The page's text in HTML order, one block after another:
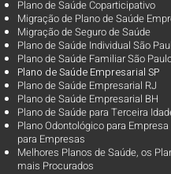
Plano de Saúde Coparticipativo
Migração de Plano de Saúde
Migração de Seguro de Saúde
Plano de Saúde Individual São
Plano de Saúde Familiar São
Plano de Saúde Empresarial SP
Plano de Saúde Empresarial RJ
Plano de Saúde Empresarial BH
Plano de Saúde para Terceira
Plano Odontológico para
para Empresas
Melhores Planos de Saúde, os
mais Procurados​